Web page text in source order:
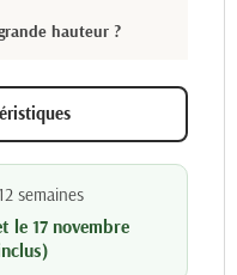
hauteur ?
semaines
le 17 novembre